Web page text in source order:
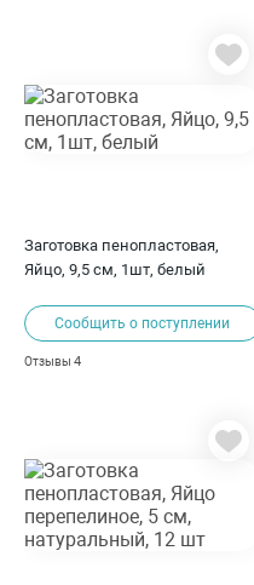
Заготовка пенопластовая,
Яйцо, 9,5 см, 1шт, белый
Сообщить о поступлении
Отзывы 4